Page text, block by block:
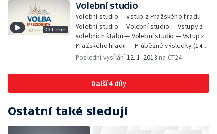
331 min
Volební studio
Volební studio — Vstup z Pražského hradu —
Volební studio — Volební studio — Vstupy z
volebních štábů — Volební studio — Vstup z
Pražského hradu — Průběžné výsledky (14
%) — Volební studio — Průběžné výsledky
Volební studio — Průběžné výsledky (63,9
%) — Vstupy z Brna a Ostravy — Volební
studio — Nová média — Volební štáb Miloše
Volební studio — Volební štáb Karla
Poslední vysílání12. 1. 2013 na ČT24
Další 4 díly
Ostatní také sledují